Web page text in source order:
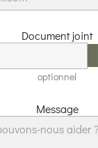
Document joint
optionnel
Message